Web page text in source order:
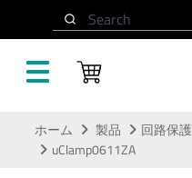
Search
ホーム 製品 回路保護
uClamp0611ZA